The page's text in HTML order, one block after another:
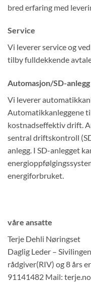
bred erfaring med
Service
Vi leverer service og
tilby fulldekkende
Automasjon/SD-anlegg
Vi leverer
Automatikkanleggene
kostnadseffektiv drift.
sentral driftskontroll
anlegg. I SD-anlegget
energiforbruket.
våre ansatte
Terje Dehli Nøringset
Daglig Leder –
rådgiver(RIV) og 8 års
91141482 Mail: